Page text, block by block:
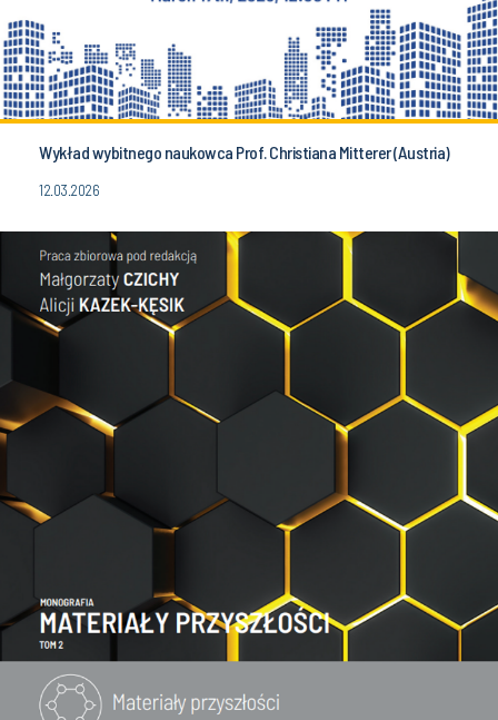
Wykład wybitnego naukowca Prof. Christiana Mitterer (Austria)
12.03.2026